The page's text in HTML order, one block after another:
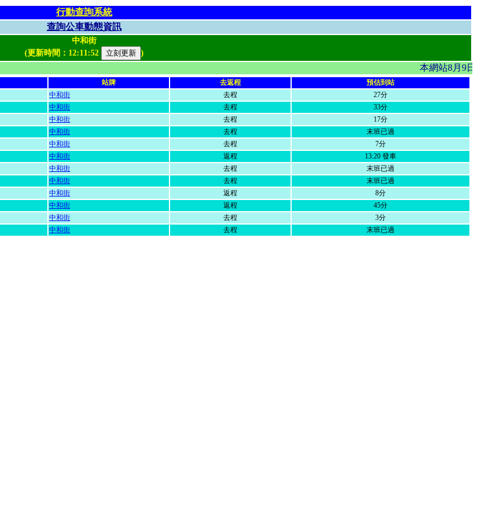
行動查詢系統
查詢公車動態資訊
中和街
(更新時間： 12:11:52 )
本網站8月9
站牌 去返程
預估到站
中和街 去程
27分
中和街 去程
33分
中和街 去程
17分
中和街 去程
末班已過
中和街 去程
7分
中和街 返程
13:20 發車
中和街 去程
末班已過
中和街 去程
末班已過
中和街 返程
8分
中和街 返程
45分
中和街 去程
3分
中和街 去程 末班已過